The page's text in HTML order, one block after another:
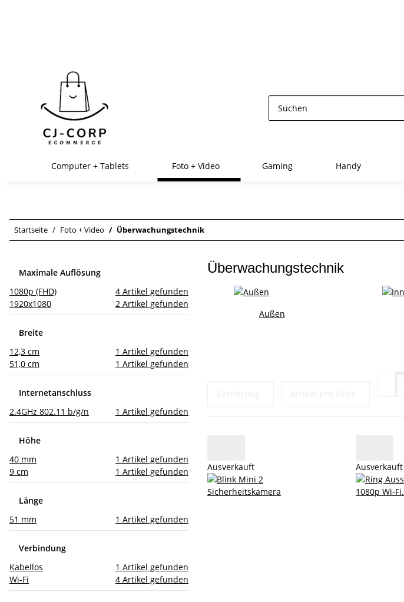
Computer + Tablets Foto + Video Gaming Handy
Startseite Foto + Video Überwachungstechnik
Überwachungstechnik
Außen
Ausverkauft Ausverkauft
Maximale Auflösung
1080p (FHD)
4 Artikel gefunden
1920x1080
2 Artikel gefunden
Breite
12,3 cm
1 Artikel gefunden
51,0 cm
1 Artikel gefunden
Internetanschluss
2.4GHz 802.11 b/g/n
1 Artikel gefunden
Höhe
40 mm
1 Artikel gefunden
9 cm
1 Artikel gefunden
Länge
51 mm
1 Artikel gefunden
Verbindung
Kabellos
1 Artikel gefunden
Wi-Fi
4 Artikel gefunden